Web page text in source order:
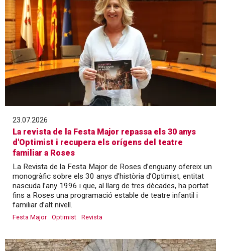
23.07.2026
La revista de la Festa Major repassa els 30 anys
d'Optimist i recupera els orígens del teatre
familiar a Roses
La Revista de la Festa Major de Roses d’enguany ofereix un
monogràfic sobre els 30 anys d’història d’Optimist, entitat
nascuda l’any 1996 i que, al llarg de tres dècades, ha portat
fins a Roses una programació estable de teatre infantil i
familiar d’alt nivell.
Festa Major Optimist Revista